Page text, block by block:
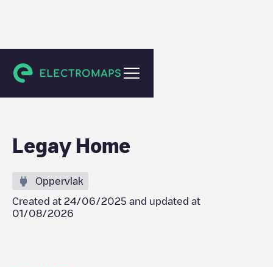
La Louvière
Legay Home
Oppervlak
Created at 24/06/2025 and updated at
01/08/2026